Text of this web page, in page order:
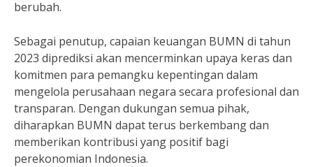
berubah.
Sebagai penutup, capaian keuangan BUMN di tahun
2023 diprediksi akan mencerminkan upaya keras dan
komitmen para pemangku kepentingan dalam
mengelola perusahaan negara secara profesional dan
transparan. Dengan dukungan semua pihak,
diharapkan BUMN dapat terus berkembang dan
memberikan kontribusi yang positif bagi
perekonomian Indonesia.